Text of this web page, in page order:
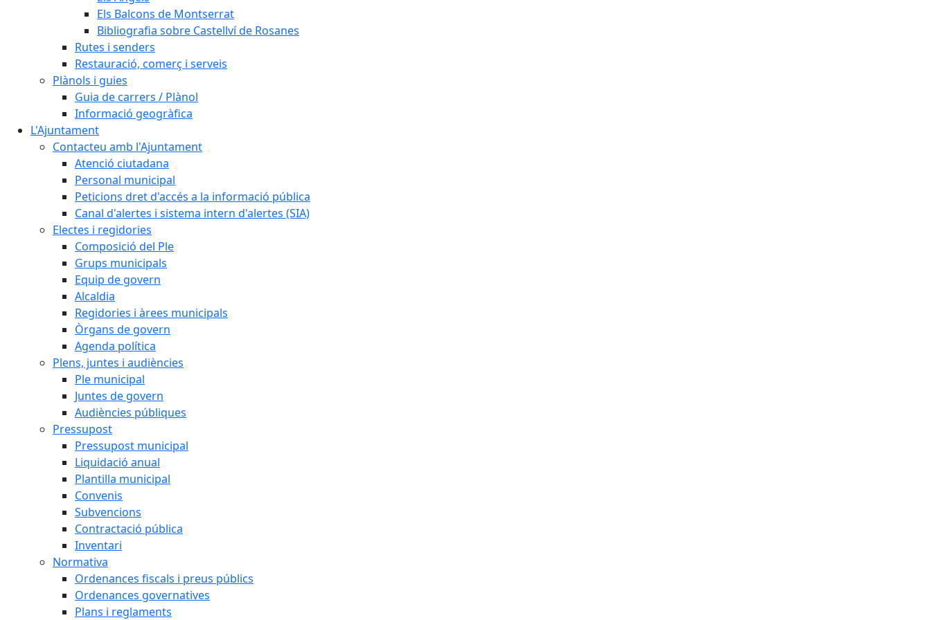
Els Balcons de Montserrat
Bibliografia sobre Castellví de Rosanes
Rutes i senders
Restauració, comerç i serveis
Plànols i guies
Guia de carrers / Plànol
Informació geogràfica
L'Ajuntament
Contacteu amb l'Ajuntament
Atenció ciutadana
Personal municipal
Peticions dret d'accés a la informació pública
Canal d'alertes i sistema intern d'alertes (SIA)
Electes i regidories
Composició del Ple
Grups municipals
Equip de govern
Alcaldia
Regidories i àrees municipals
Òrgans de govern
Agenda política
Plens, juntes i audiències
Ple municipal
Juntes de govern
Audiències públiques
Pressupost
Pressupost municipal
Liquidació anual
Plantilla municipal
Convenis
Subvencions
Contractació pública
Inventari
Normativa
Ordenances fiscals i preus públics
Ordenances governatives
Plans i reglaments